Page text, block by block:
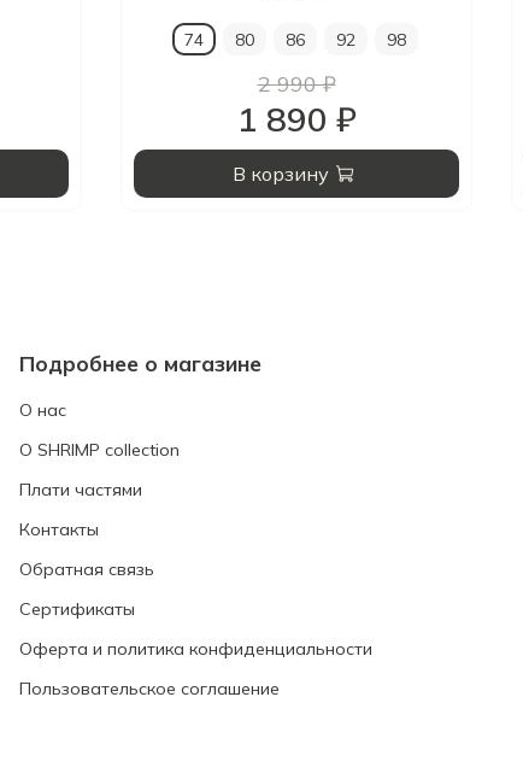
74 80 86 92 98
2 990 ₽
1 890 ₽
В корзину
Подробнее о магазине
О нас
О SHRIMP collection
Плати частями
Контакты
Обратная связь
Сертификаты
Оферта и политика конфиденциальности
Пользовательское соглашение